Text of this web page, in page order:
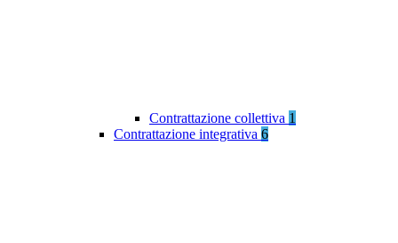
Contrattazione collettiva 1
Contrattazione integrativa 6